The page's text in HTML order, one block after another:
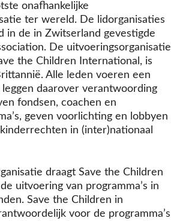
onafhankelijke
ter wereld. De lidorganisaties
in de in Zwitserland gevestigde
De uitvoeringsorganisatie
the Children International, is
Alle leden voeren een
daarover verantwoording
fondsen, coachen en
geven voorlichting en lobbyen
in (inter)nationaal
draagt Save the Children
uitvoering van programma’s in
Save the Children in
voor de programma’s